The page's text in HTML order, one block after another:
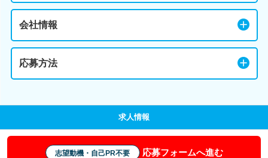
会社情報
応募方法
求人情報
志望動機・自己PR不要 応募フォームへ進む